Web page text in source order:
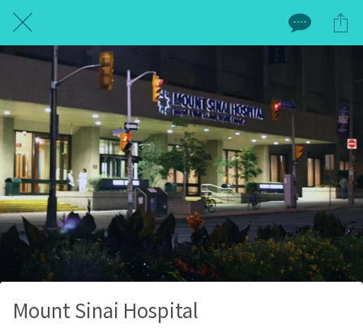
Mount Sinai Hospital